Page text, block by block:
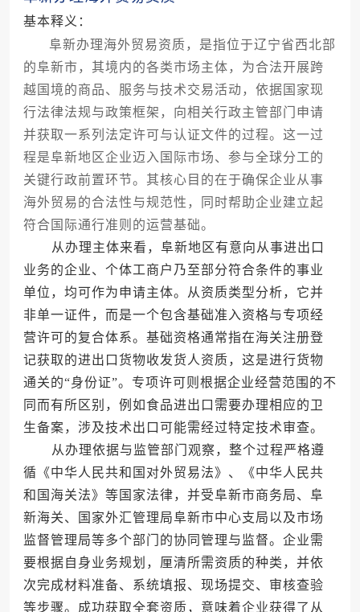
基本释义：
阜新办理海外贸易资质，是指位于辽宁省西北部
的阜新市，其境内的各类市场主体，为合法开展跨
越国境的商品、服务与技术交易活动，依据国家现
行法律法规与政策框架，向相关行政主管部门申请
并获取一系列法定许可与认证文件的过程。这一过
程是阜新地区企业迈入国际市场、参与全球分工的
关键行政前置环节。其核心目的在于确保企业从事
海外贸易的合法性与规范性，同时帮助企业建立起
符合国际通行准则的运营基础。
从办理主体来看，阜新地区有意向从事进出口
业务的企业、个体工商户乃至部分符合条件的事业
单位，均可作为申请主体。从资质类型分析，它并
非单一证件，而是一个包含基础准入资格与专项经
营许可的复合体系。基础资格通常指在海关注册登
记获取的进出口货物收发货人资质，这是进行货物
通关的“身份证”。专项许可则根据企业经营范围的不
同而有所区别，例如食品进出口需要办理相应的卫
生备案，涉及技术出口可能需经过特定技术审查。
从办理依据与监管部门观察，整个过程严格遵
循《中华人民共和国对外贸易法》、《中华人民共
和国海关法》等国家法律，并受阜新市商务局、阜
新海关、国家外汇管理局阜新市中心支局以及市场
监督管理局等多个部门的协同管理与监督。企业需
要根据自身业务规划，厘清所需资质的种类，并依
次完成材料准备、系统填报、现场提交、审核查验
等步骤。成功获取全套资质，意味着企业获得了从